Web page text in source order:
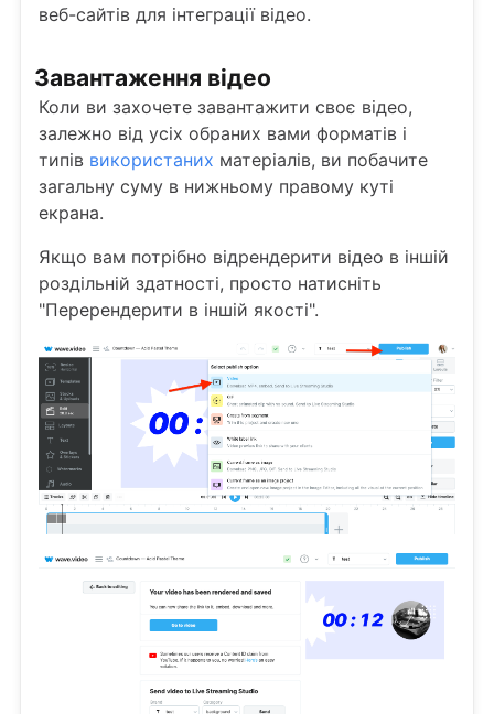
веб-сайтів для інтеграції відео.
Завантаження відео
Коли ви захочете завантажити своє відео,
залежно від усіх обраних вами форматів і
типів використаних матеріалів, ви побачите
загальну суму в нижньому правому куті
екрана.
Якщо вам потрібно відрендерити відео в іншій
роздільній здатності, просто натисніть
"Перерендерити в іншій якості".